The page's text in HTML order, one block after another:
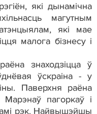
які дынамічна
магутным
які мае
малога бізнесу і
знаходзіцца ў
ўскраіна - у
Паверхня раёна
Марэнаў пагоркаў і
рэк. Найвышэйшы